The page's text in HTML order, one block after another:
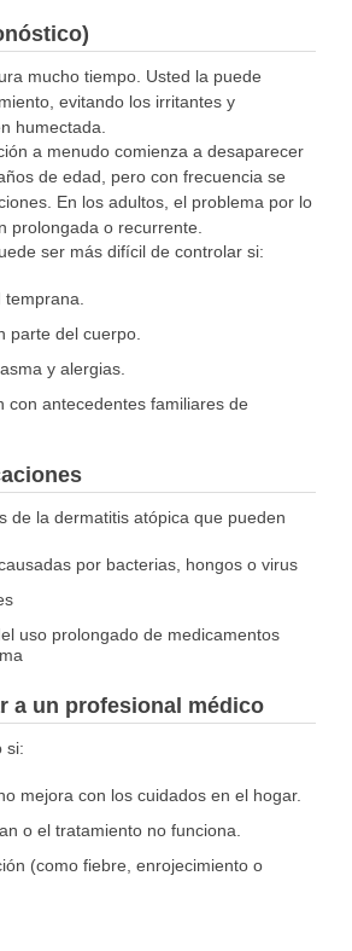
mucho tiempo. Usted la puede
evitando los irritantes y
humectada.
a menudo comienza a desaparecer
de edad, pero con frecuencia se
En los adultos, el problema por lo
prolongada o recurrente.
ser más difícil de controlar si:
temprana.
parte del cuerpo.
y alergias.
con antecedentes familiares de
de la dermatitis atópica que pueden
por bacterias, hongos o virus
uso prolongado de medicamentos
a un profesional médico
si:
mejora con los cuidados en el hogar.
o el tratamiento no funciona.
(como fiebre, enrojecimiento o